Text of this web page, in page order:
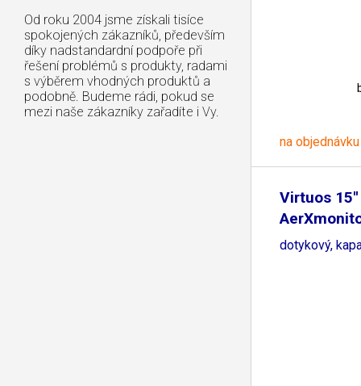
Od roku 2004 jsme získali tisíce
spokojených zákazníků, především
díky nadstandardní podpoře při
řešení problémů s produkty, radami
s výběrem vhodných produktů a
podobně. Budeme rádi, pokud se
mezi naše zákazníky zařadíte i Vy.
na objednávku
Virtuos 15''
dotykový,